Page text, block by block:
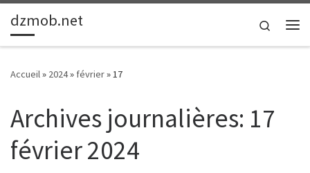
Passer au contenu
dzmob.net
Search
Accueil» 2024» février»17
Archives journalières: 17
février 2024